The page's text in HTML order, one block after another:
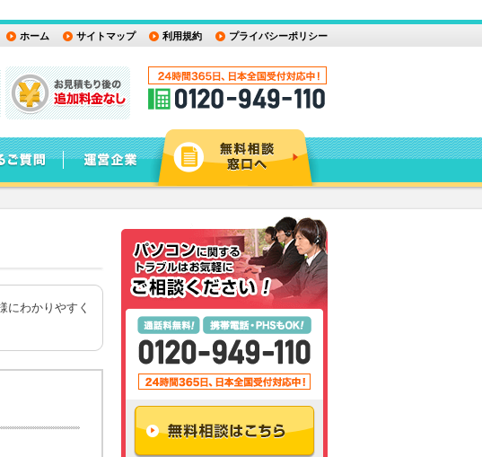
プライバシーポリシー
利用規約
サイトマップ
ホーム
にわかりやすく